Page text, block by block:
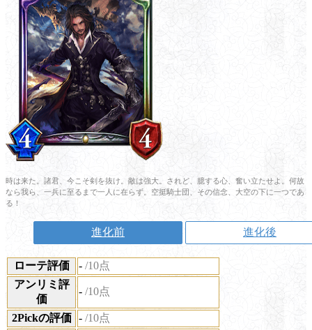
時は来た。諸君、今こそ剣を抜け。敵は強大。されど、臆する心、奮い立たせよ。何故
なら我ら、一兵に至るまで一人に在らず。空挺騎士団、その信念、大空の下に一つであ
る！
進化前 進化後
ローテ評価 - /10点
アンリミ評
価
- /10点
2Pickの評価 - /10点